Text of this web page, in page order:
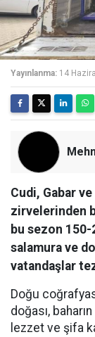
Yayınlanma: 14
Cudi, Gabar ve
zirvelerinden
bu sezon 150-
salamura ve
vatandaşlar
Doğu
doğası,
lezzet ve şifa